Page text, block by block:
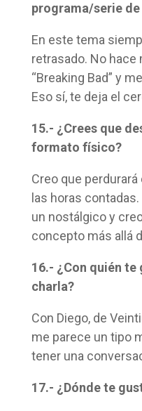
programa/serie
En este tema
retrasado. No
“Breaking Bad” y
Eso sí, te deja el
15.- ¿Crees que
formato físico?
Creo que
las horas
un nostálgico y
concepto más allá
16.- ¿Con quién
charla?
Con Diego, de
me parece un tipo
tener una
17.- ¿Dónde te